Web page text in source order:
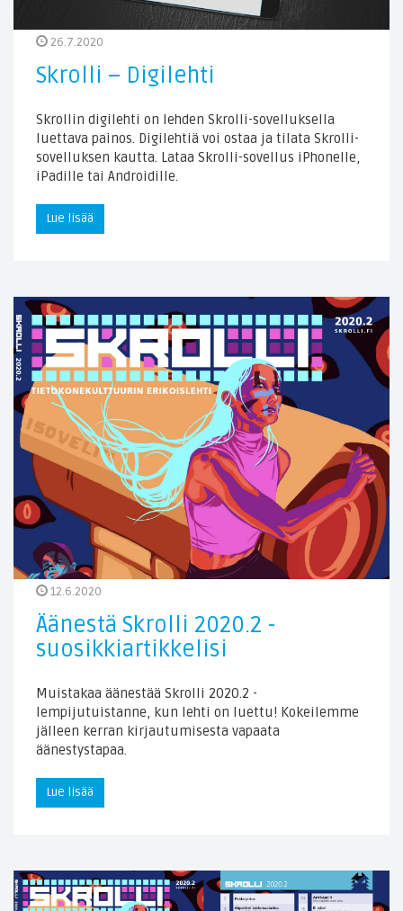
26.7.2020
Skrolli – Digilehti
Skrollin digilehti on lehden Skrolli-sovelluksella
luettava painos. Digilehtiä voi ostaa ja tilata Skrolli-
sovelluksen kautta. Lataa Skrolli-sovellus iPhonelle,
iPadille tai Androidille.
Lue lisää
12.6.2020
Äänestä Skrolli 2020.2 -
suosikkiartikkelisi
Muistakaa äänestää Skrolli 2020.2 -
lempijutuistanne, kun lehti on luettu! Kokeilemme
jälleen kerran kirjautumisesta vapaata
äänestystapaa.
Lue lisää